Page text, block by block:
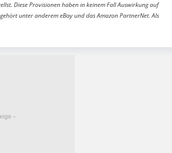
Diese Provisionen haben in keinem Fall Auswirkung auf
unter anderem eBay und das Amazon PartnerNet. Als